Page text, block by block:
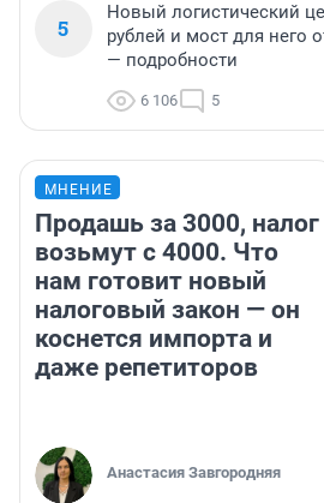
5
Новый логистический
рублей и мост для него
— подробности
6 106 5
МНЕНИЕ
Продашь за 3000, налог
возьмут с 4000. Что
нам готовит новый
налоговый закон — он
коснется импорта и
даже репетиторов
Анастасия Завгородняя